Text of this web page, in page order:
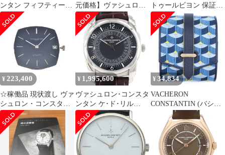
ンタン フィフティーシ
ックス オートマティッ
ク 4600E/000A-B487 中
古 メンズ
元価格】ヴァシュロン･
コンスタンタン フィフ
ティーシックス･オート
マティック
4600E/000A-B487 SS 自
動巻
トゥールビヨン 保証書
ケース付き
¥ 223,400
☆稼働品 現状渡し ヴァ
シュロン・コンスタン
タン VACHERON
CONSTANTIN
Cal.K1121 自動巻き ム
ーブメント Z#B3104
¥ 1,995,600
ヴァシュロン･コンスタ
ンタン ケ･ド･リル
4500S/000A-B196 SS 自
動巻
¥ 34,834
VACHERON
CONSTANTIN (バシュ
ロンコンスタンタン)
×FAURE LE PAGE フォ
レ ル パージュ 時計 ウ
ォッチケース ブルー